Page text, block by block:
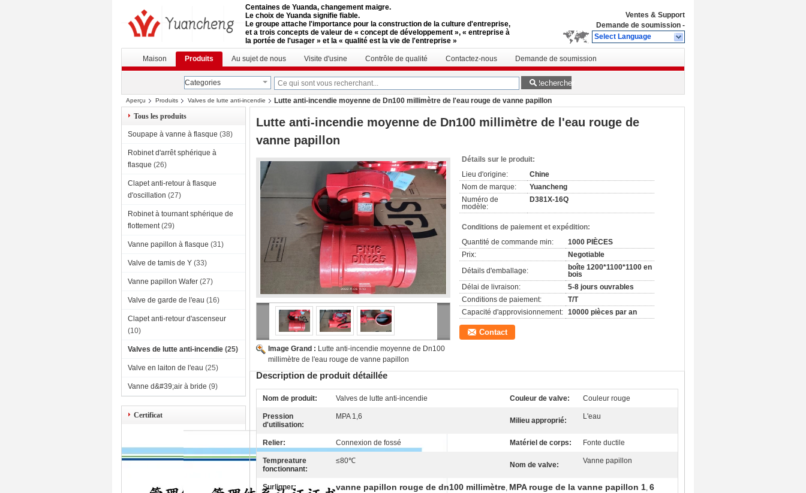
Centaines de Yuanda, changement maigre.
Le choix de Yuanda signifie fiable.
Le groupe attache l'importance pour la construction de la culture d'entreprise,
et a trois concepts de valeur de « concept de développement », « entreprise à
la portée de l'usager » et la « qualité est la vie de l'entreprise »
Ventes & Support
Demande de soumission -
Select Language
Maison Produits Au sujet de nous Visite d'usine Contrôle de qualité Contactez-nous Demande de soumission
Categories Rechercher
Aperçu Produits Valves de lutte anti-incendie
Lutte anti-incendie moyenne de Dn100 millimètre de l'eau rouge de vanne papillon
Tous les produits
Soupape à vanne à flasque (38)
Robinet d'arrêt sphérique à
flasque (26)
Clapet anti-retour à flasque
d'oscillation (27)
Robinet à tournant sphérique de
flottement (29)
Vanne papillon à flasque (31)
Valve de tamis de Y (33)
Vanne papillon Wafer (27)
Valve de garde de l'eau (16)
Clapet anti-retour d'ascenseur
(10)
Valves de lutte anti-incendie (25)
Valve en laiton de l'eau (25)
Vanne d&#39;air à bride (9)
Certificat
Lutte anti-incendie moyenne de Dn100 millimètre de l'eau rouge de
vanne papillon
Image Grand : Lutte anti-incendie moyenne de Dn100
millimètre de l'eau rouge de vanne papillon
Détails sur le produit:
Lieu d'origine:
Chine
Nom de marque:
Yuancheng
Numéro de
modèle:
D381X-16Q
Conditions de paiement et expédition:
Quantité de commande min:
1000 PIÈCES
Prix:
Negotiable
Détails d'emballage:
boîte 1200*1100*1100 en
bois
Délai de livraison:
5-8 jours ouvrables
Conditions de paiement:
T/T
Capacité d'approvisionnement: 10000 pièces par an
Contact
Description de produit détaillée
Nom de produit: Valves de lutte anti-incendie Couleur de valve: Couleur rouge
Pression
d'utilisation:
MPA 1,6 Milieu approprié: L'eau
Relier: Connexion de fossé Matériel de corps: Fonte ductile
Tempreature
fonctionnant:
≤80℃ Nom de valve: Vanne papillon
Surligner: vanne papillon rouge de dn100 millimètre, MPA rouge de la vanne papillon 1, 6